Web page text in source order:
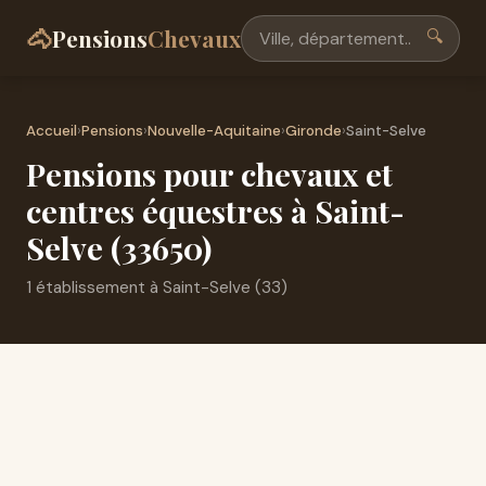
🐴PensionsChevaux 🔍
Accueil›Pensions›Nouvelle-Aquitaine›Gironde›Saint-Selve
Pensions pour chevaux et
centres équestres à Saint-
Selve (33650)
1 établissement à Saint-Selve (33)